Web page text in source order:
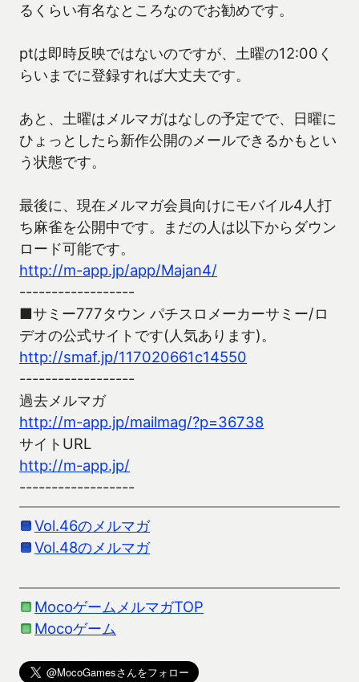
るくらい有名なところなのでお勧めです。
ptは即時反映ではないのですが、土曜の12:00く
らいまでに登録すれば大丈夫です。
あと、土曜はメルマガはなしの予定でで、日曜に
ひょっとしたら新作公開のメールできるかもとい
う状態です。
最後に、現在メルマガ会員向けにモバイル4人打
ち麻雀を公開中です。まだの人は以下からダウン
ロード可能です。
http://m-app.jp/app/Majan4/
------------------
■サミー777タウン パチスロメーカーサミー/ロ
デオの公式サイトです(人気あります)。
http://smaf.jp/117020661c14550
------------------
過去メルマガ
http://m-app.jp/mailmag/?p=36738
サイトURL
http://m-app.jp/
------------------
Vol.46のメルマガ
Vol.48のメルマガ
MocoゲームメルマガTOP
Mocoゲーム